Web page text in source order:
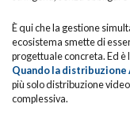
È qui che la gestione
ecosistema smette di
progettuale concreta. Ed è
Quando la
più solo distribuzione
complessiva.